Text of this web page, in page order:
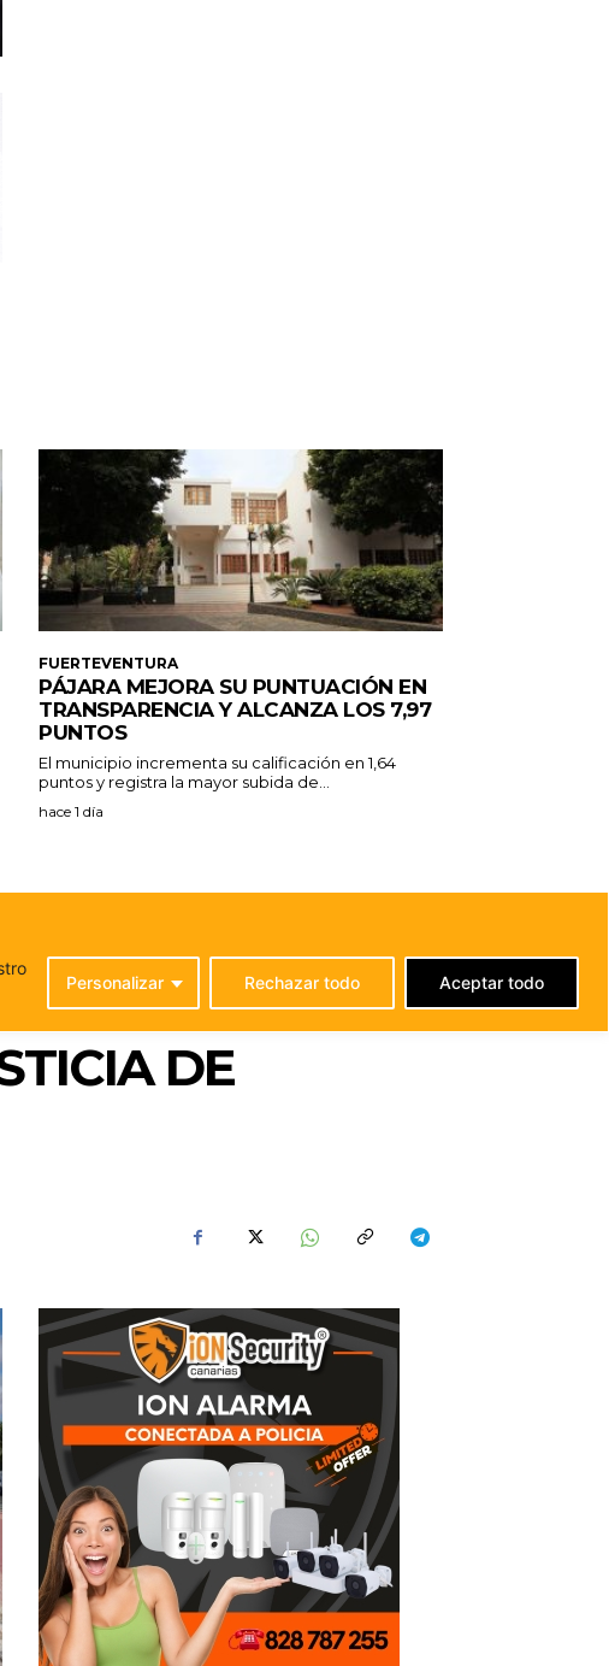
FUERTEVENTURA
PÁJARA MEJORA SU PUNTUACIÓN EN
TRANSPARENCIA Y ALCANZA LOS 7,97
PUNTOS
El municipio incrementa su calificación en 1,64
puntos y registra la mayor subida de...
hace 1 día